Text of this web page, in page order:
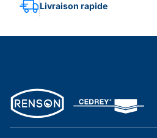
Livraison rapide